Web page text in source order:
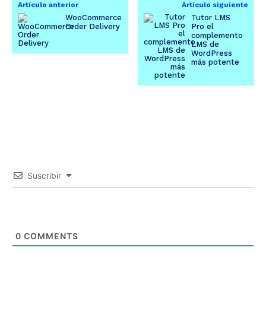
Artículo anterior
WooCommerce
Order Delivery
Artículo siguiente
Tutor LMS
Pro el
complemento
LMS de
WordPress
más potente
Suscribir
0 COMMENTS